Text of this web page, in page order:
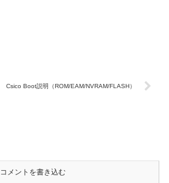
Csico Boot説明（ROM/EAM/NVRAM/FLASH）
コメントを書き込む